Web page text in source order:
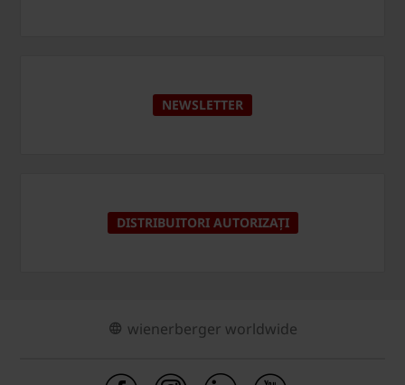
NEWSLETTER
DISTRIBUITORI AUTORIZAȚI
wienerberger worldwide